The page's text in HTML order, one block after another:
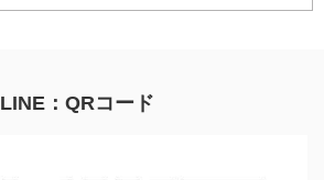
LINE：QRコード